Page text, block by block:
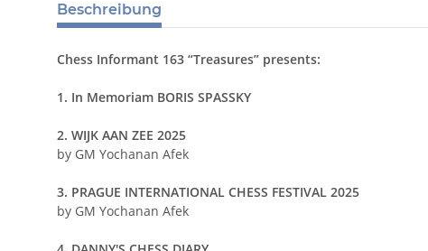
Beschreibung
Chess Informant 163 “Treasures” presents:
1. In Memoriam BORIS SPASSKY
2. WIJK AAN ZEE 2025
by GM Yochanan Afek
3. PRAGUE INTERNATIONAL CHESS FESTIVAL 2025
by GM Yochanan Afek